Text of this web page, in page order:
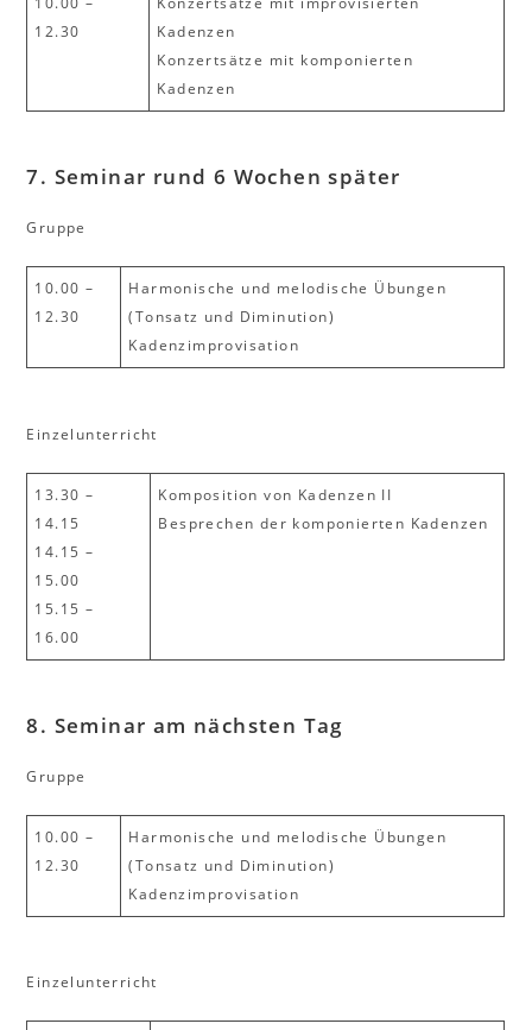
12.30
Kadenzen
Konzertsätze mit komponierten
Kadenzen
7. Seminar rund 6 Wochen später
Gruppe
10.00 –
12.30
Harmonische und melodische Übungen
(Tonsatz und Diminution)
Kadenzimprovisation
Einzelunterricht
13.30 –
14.15
14.15 –
15.00
15.15 –
16.00
Komposition von Kadenzen II
Besprechen der komponierten Kadenzen
8. Seminar am nächsten Tag
Gruppe
10.00 –
12.30
Harmonische und melodische Übungen
(Tonsatz und Diminution)
Kadenzimprovisation
Einzelunterricht